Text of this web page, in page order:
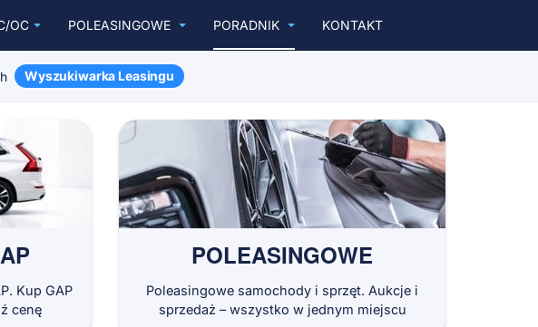
OC POLEASINGOWE PORADNIK KONTAKT
Wyszukiwarka Leasingu
Kup GAP
cenę
POLEASINGOWE
Poleasingowe samochody i sprzęt. Aukcje i
sprzedaż – wszystko w jednym miejscu